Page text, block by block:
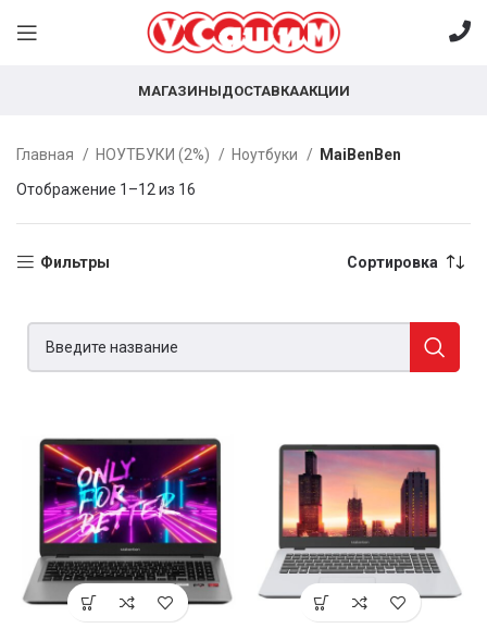
МАГАЗИНЫДОСТАВКААКЦИИ
Главная НОУТБУКИ (2%) Ноутбуки
MaiBenBen
Отображение 1–12 из 16
Фильтры Сортировка